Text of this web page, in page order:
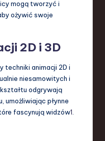
mogą tworzyć i
ożywić swoje
2D i 3D
techniki animacji 2D i
niesamowitych i
odgrywają
umożliwiając płynne
fascynują widzów1